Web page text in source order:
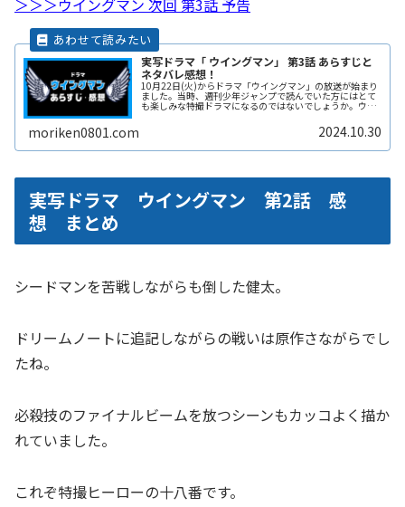
実写ドラマ「 ウイングマン」 第3話 あらすじと
ネタバレ感想！
10月22日(火)からドラマ「ウイングマン」の放送が始まり
ました。当時、週刊少年ジャンプで読んでいた方にはとて
も楽しみな特撮ドラマになるのではないでしょうか。ウイ
moriken0801.com 2024.10.30
実写ドラマ ウイングマン 第2話 感
想 まとめ
シードマンを苦戦しながらも倒した健太。
ドリームノートに追記しながらの戦いは原作さながらでし
たね。
必殺技のファイナルビームを放つシーンもカッコよく描か
れていました。
これぞ特撮ヒーローの十八番です。